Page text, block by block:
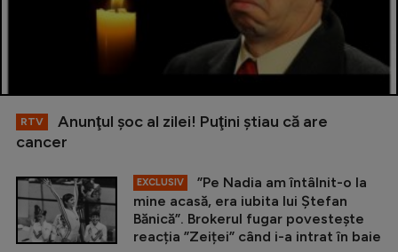
RTV
Anunţul şoc al zilei! Puţini ştiau că are
cancer
EXCLUSIV
”Pe Nadia am întâlnit-o la
mine acasă, era iubita lui Ștefan
Bănică”. Brokerul fugar povestește
reacția ”Zeiței” când i-a intrat în baie